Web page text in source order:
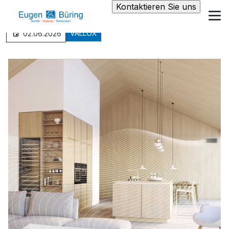
Kontaktieren Sie uns
02.06.2026 VALLOX